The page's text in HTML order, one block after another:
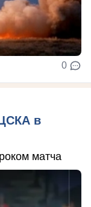
0
в
матча